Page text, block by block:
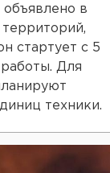
объявлено в
стартует с 5
Для
техники.